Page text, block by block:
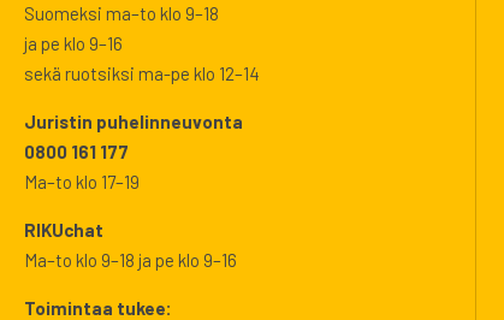
Suomeksi ma–to klo 9–18
ja pe klo 9–16
sekä ruotsiksi ma-pe klo 12–14
Juristin puhelinneuvonta
0800 161 177
Ma–to klo 17–19
RIKUchat
Ma–to klo 9–18 ja pe klo 9–16
Toimintaa tukee: